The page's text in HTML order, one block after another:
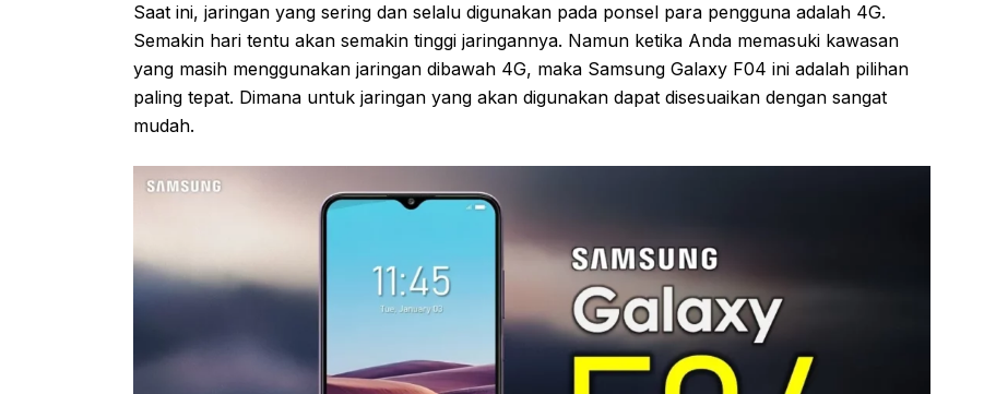
Saat ini, jaringan yang sering dan selalu digunakan pada ponsel para pengguna adalah 4G.
Semakin hari tentu akan semakin tinggi jaringannya. Namun ketika Anda memasuki kawasan
yang masih menggunakan jaringan dibawah 4G, maka Samsung Galaxy F04 ini adalah pilihan
paling tepat. Dimana untuk jaringan yang akan digunakan dapat disesuaikan dengan sangat
mudah.